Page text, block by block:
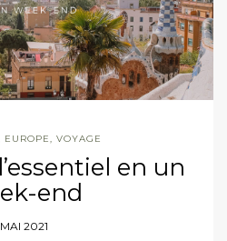
EUROPE, VOYAGE
en un
end
MAI 2021